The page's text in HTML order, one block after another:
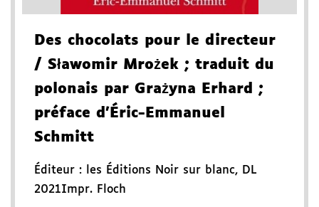
Des chocolats pour le directeur
/ Sławomir Mrożek ; traduit du
polonais par Grażyna Erhard
;
préface d'Éric-Emmanuel
Schmitt
Éditeur : les Éditions Noir sur blanc, DL
2021Impr. Floch